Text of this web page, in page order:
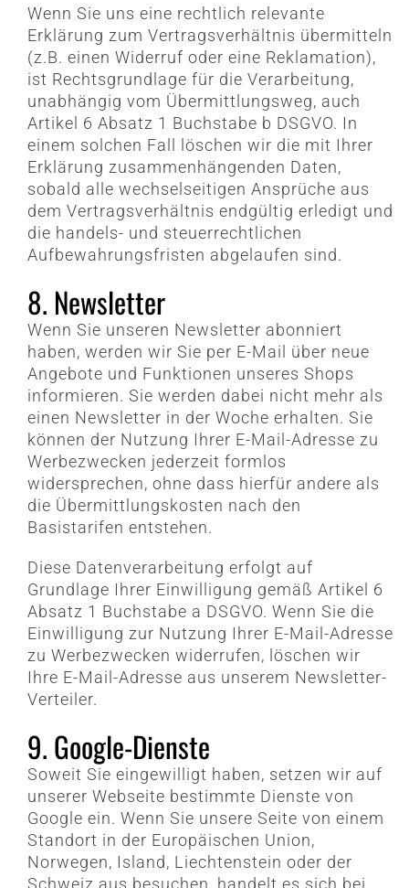
Wenn Sie uns eine rechtlich relevante
Erklärung zum Vertragsverhältnis übermitteln
(z.B. einen Widerruf oder eine Reklamation),
ist Rechtsgrundlage für die Verarbeitung,
unabhängig vom Übermittlungsweg, auch
Artikel 6 Absatz 1 Buchstabe b DSGVO. In
einem solchen Fall löschen wir die mit Ihrer
Erklärung zusammenhängenden Daten,
sobald alle wechselseitigen Ansprüche aus
dem Vertragsverhältnis endgültig erledigt und
die handels- und steuerrechtlichen
Aufbewahrungsfristen abgelaufen sind.
8. Newsletter
Wenn Sie unseren Newsletter abonniert
haben, werden wir Sie per E-Mail über neue
Angebote und Funktionen unseres Shops
informieren. Sie werden dabei nicht mehr als
einen Newsletter in der Woche erhalten. Sie
können der Nutzung Ihrer E-Mail-Adresse zu
Werbezwecken jederzeit formlos
widersprechen, ohne dass hierfür andere als
die Übermittlungskosten nach den
Basistarifen entstehen.
Diese Datenverarbeitung erfolgt auf
Grundlage Ihrer Einwilligung gemäß Artikel 6
Absatz 1 Buchstabe a DSGVO. Wenn Sie die
Einwilligung zur Nutzung Ihrer E-Mail-Adresse
zu Werbezwecken widerrufen, löschen wir
Ihre E-Mail-Adresse aus unserem Newsletter-
Verteiler.
9. Google-Dienste
Soweit Sie eingewilligt haben, setzen wir auf
unserer Webseite bestimmte Dienste von
Google ein. Wenn Sie unsere Seite von einem
Standort in der Europäischen Union,
Norwegen, Island, Liechtenstein oder der